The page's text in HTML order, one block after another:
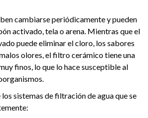
cambiarse periódicamente y pueden
activado, tela o arena. Mientras que el
puede eliminar el cloro, los sabores
olores, el filtro cerámico tiene una
finos, lo que lo hace susceptible al
los sistemas de filtración de agua que se